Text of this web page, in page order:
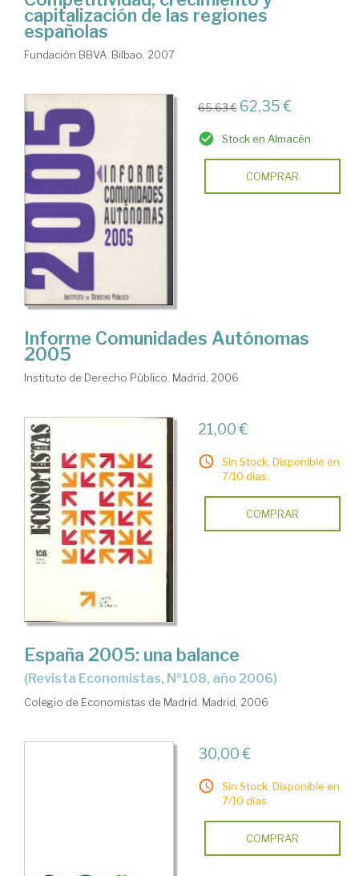
capitalización de las regiones
españolas
Fundación BBVA. Bilbao, 2007
65,63 € 62,35 €
Stock en Almacén
COMPRAR
Informe Comunidades Autónomas
2005
Instituto de Derecho Público. Madrid, 2006
21,00 €
Sin Stock. Disponible en
7/10 días.
COMPRAR
España 2005: una balance
(Revista Economistas, Nº108, año 2006)
Colegio de Economistas de Madrid. Madrid, 2006
30,00 €
Sin Stock. Disponible en
7/10 días.
COMPRAR